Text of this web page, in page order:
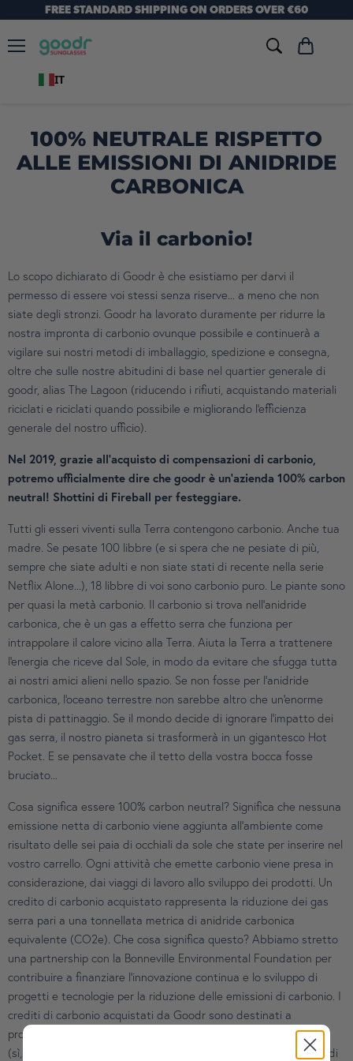
FREE STANDARD SHIPPING ON ORDERS OVER €60
Menu
IT
100% NEUTRALE RISPETTO
ALLE EMISSIONI DI ANIDRIDE
CARBONICA
Via il carbonio!
Lo scopo dichiarato di Goodr è che esistiamo per darvi il
permesso di essere voi stessi senza riserve... a meno che non
siate degli stronzi. Goodr ha lavorato duramente per ridurre la
nostra impronta di carbonio ovunque possibile e continuerà a
vigilare sui nostri metodi di imballaggio, spedizione e consegna,
oltre che sulle nostre abitudini di base nel quartier generale di
goodr, alias The Lagoon (riducendo i rifiuti, acquistando materiali
riciclati e riciclati quando possibile e migliorando l'efficienza
generale del nostro ufficio).
Nel 2019, grazie all'acquisto di compensazioni di carbonio,
potremo ufficialmente dire che goodr è un'azienda 100% carbon
neutral! Shottini di Fireball per festeggiare.
Tutti gli esseri viventi sulla Terra contengono carbonio. Anche tua
madre. Se pesate 100 libbre (e si spera che ne pesiate di più,
sempre che siate adulti e non siate stati di recente nella serie
Netflix Alone...), 18 libbre di voi sono carbonio puro. Le piante sono
per quasi la metà carbonio. Il carbonio si trova nell'anidride
carbonica, che è un gas a effetto serra che funziona per
intrappolare il calore vicino alla Terra. Aiuta la Terra a trattenere
l'energia che riceve dal Sole, in modo da evitare che sfugga tutta
ai nostri amici alieni nello spazio. Se non fosse per l'anidride
carbonica, l'oceano terrestre non sarebbe altro che un'enorme
pista di pattinaggio. Se il mondo decide di ignorare l'impatto dei
gas serra, il nostro pianeta si trasformerà in un gigantesco Hot
Pocket. E se pensavate che il tetto della vostra bocca fosse
bruciato...
Cosa significa essere 100% carbon neutral? Significa che nessuna
emissione netta di carbonio viene aggiunta all'ambiente come
risultato delle sei paia di occhiali da sole che state per inserire nel
vostro carrello. Ogni attività che emette carbonio viene presa in
considerazione, dai viaggi di lavoro allo sviluppo dei prodotti. Un
credito di carbonio acquistato rappresenta la riduzione dei gas
serra pari a una tonnellata metrica di anidride carbonica
equivalente (CO2e). Che cosa significa questo? Abbiamo stretto
una partnership con la Bonneville Environmental Foundation per
contribuire a finanziare l'innovazione continua e lo sviluppo di
progetti e tecnologie per la riduzione delle emissioni di carbonio. I
crediti di carbonio acquistati da Goodr sono destinati a
programmi che si occupano di cattura del metano in agricoltura
(sì, stiamo parlando di torte di mucca), di silvicoltura (iniziative di